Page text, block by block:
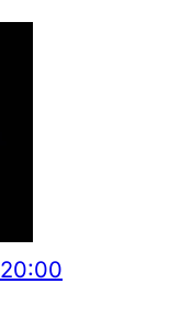
20:00